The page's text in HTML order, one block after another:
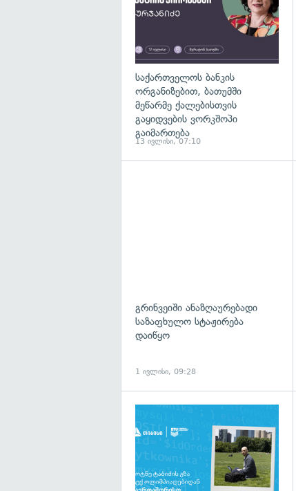
საქართველოს ბანკის
ორგანიზებით, ბათუმში
მეწარმე ქალებისთვის
გაყიდვების ვორკშოპი
გაიმართება
13 ივლისი, 07:10
გრინვეიში ანაზღაურებადი
საზაფხულო სტაჟირება
დაიწყო
1 ივლისი, 09:28